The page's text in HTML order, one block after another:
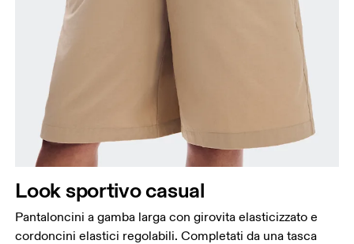
Look sportivo casual
Pantaloncini a gamba larga con girovita elasticizzato e
cordoncini elastici regolabili. Completati da una tasca